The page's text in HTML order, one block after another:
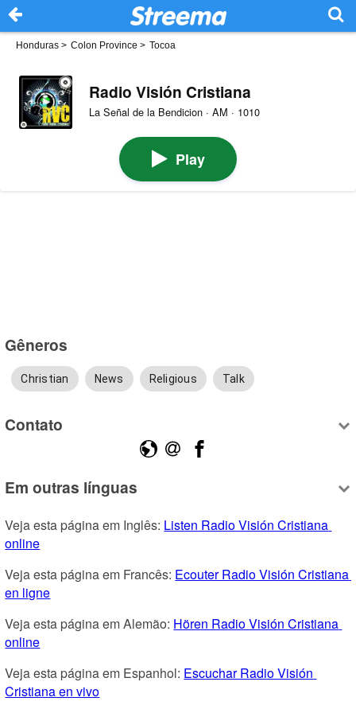
Honduras > Colon Province > Tocoa
Radio Visión Cristiana
La Señal de la Bendicion · AM · 1010
Play
Gêneros
Christian News Religious Talk
Contato
Em outras línguas
Veja esta página em Inglês: Listen Radio Visión Cristiana
online
Veja esta página em Francês: Ecouter Radio Visión Cristiana
en ligne
Veja esta página em Alemão: Hören Radio Visión Cristiana
online
Veja esta página em Espanhol: Escuchar Radio Visión
Cristiana en vivo